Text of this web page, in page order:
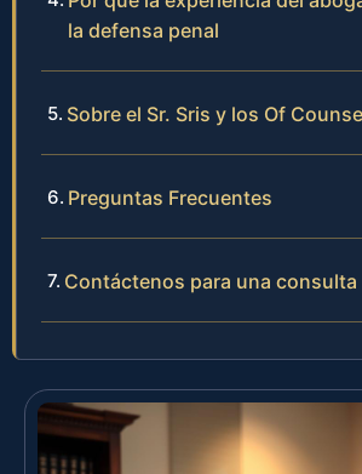
la defensa penal
Sobre el Sr. Sris y los Of
Preguntas Frecuentes
Contáctenos para una consulta